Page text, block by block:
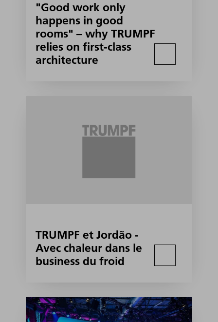
"Good work only
happens in good
rooms" – why TRUMPF
relies on first-class
architecture
TRUMPF et Jordão -
Avec chaleur dans le
business du froid